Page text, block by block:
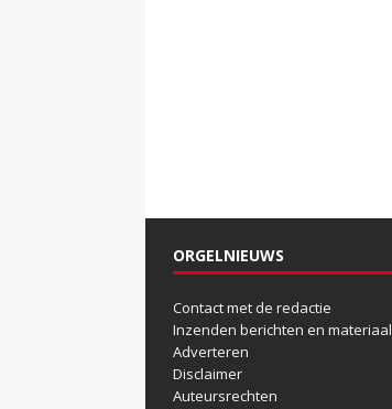
ORGELNIEUWS
Contact met de redactie
Inzenden berichten en materiaal
Adverteren
Disclaimer
Auteursrechten